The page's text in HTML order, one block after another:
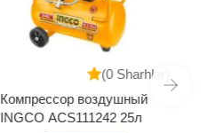
(0 Sharhlar)
Компрессор воздушный
INGCO ACS111242 25л